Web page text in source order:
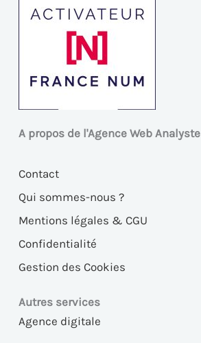
A propos de l'Agence Web Analyste
Contact
Qui sommes-nous ?
Mentions légales & CGU
Confidentialité
Gestion des Cookies
Autres services
Agence digitale